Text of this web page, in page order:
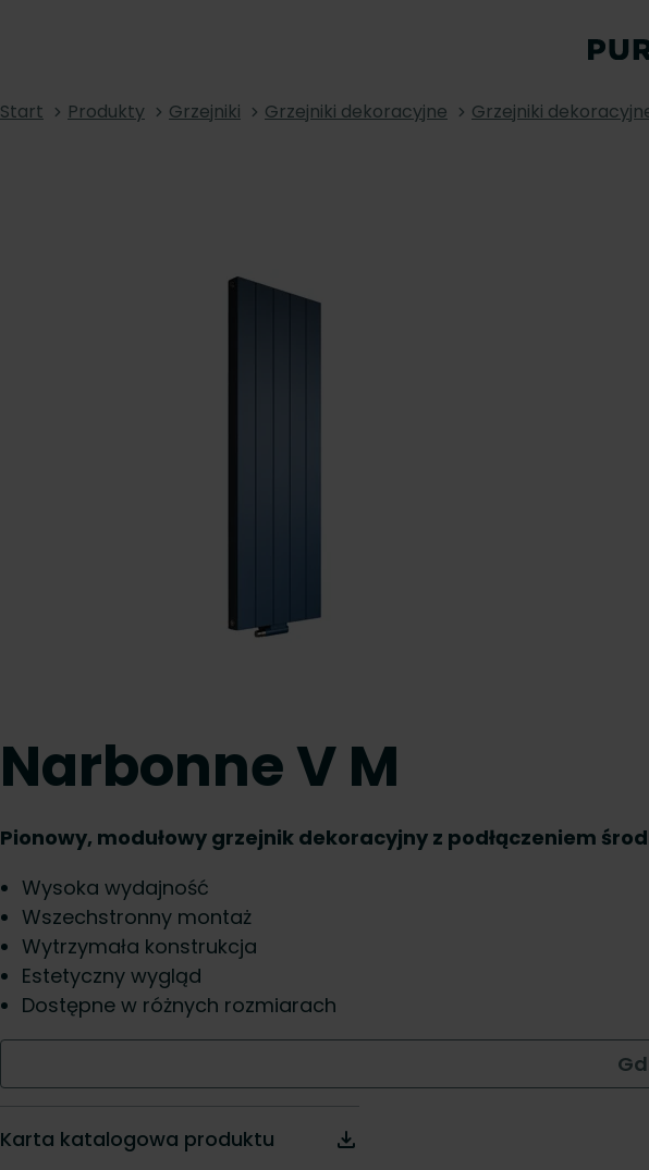
Start Produkty Grzejniki Grzejniki dekoracyjne Grzejniki
Narbonne V M
Pionowy, modułowy grzejnik dekoracyjny z podłączeniem
Wysoka wydajność
Wszechstronny montaż
Wytrzymała konstrukcja
Estetyczny wygląd
Dostępne w różnych rozmiarach
Karta katalogowa produktu